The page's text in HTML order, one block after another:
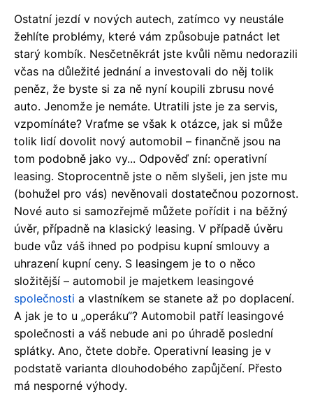
Ostatní jezdí v nových autech, zatímco vy neustále
žehlíte problémy, které vám způsobuje patnáct let
starý kombík. Nesčetněkrát jste kvůli němu nedorazili
včas na důležité jednání a investovali do něj tolik
peněz, že byste si za ně nyní koupili zbrusu nové
auto. Jenomže je nemáte. Utratili jste je za servis,
vzpomínáte? Vraťme se však k otázce, jak si může
tolik lidí dovolit nový automobil – finančně jsou na
tom podobně jako vy... Odpověď zní: operativní
leasing. Stoprocentně jste o něm slyšeli, jen jste mu
(bohužel pro vás) nevěnovali dostatečnou pozornost.
Nové auto si samozřejmě můžete pořídit i na běžný
úvěr, případně na klasický leasing. V případě úvěru
bude vůz váš ihned po podpisu kupní smlouvy a
uhrazení kupní ceny. S leasingem je to o něco
složitější – automobil je majetkem leasingové
společnosti a vlastníkem se stanete až po doplacení.
A jak je to u „operáku“? Automobil patří leasingové
společnosti a váš nebude ani po úhradě poslední
splátky. Ano, čtete dobře. Operativní leasing je v
podstatě varianta dlouhodobého zapůjčení. Přesto
má nesporné výhody.